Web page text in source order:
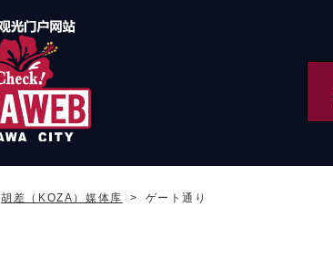
胡差（KOZA）媒体库 ゲート通り